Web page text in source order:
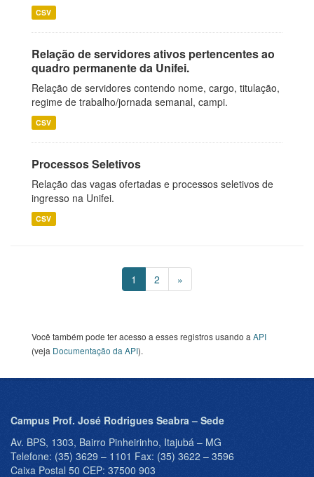
CSV
Relação de servidores ativos pertencentes ao
quadro permanente da Unifei.
Relação de servidores contendo nome, cargo, titulação,
regime de trabalho/jornada semanal, campi.
CSV
Processos Seletivos
Relação das vagas ofertadas e processos seletivos de
ingresso na Unifei.
CSV
1 2 »
Você também pode ter acesso a esses registros usando a API
(veja Documentação da API).
Campus Prof. José Rodrigues Seabra – Sede
Av. BPS, 1303, Bairro Pinheirinho, Itajubá – MG
Telefone: (35) 3629 – 1101 Fax: (35) 3622 – 3596
Caixa Postal 50 CEP: 37500 903